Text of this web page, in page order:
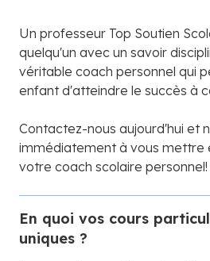
Un professeur Top Soutien
quelqu'un avec un savoir
véritable coach personnel qui
enfant d'atteindre le succès à
Contactez-nous aujourd'hui et
immédiatement à vous mettre
votre coach scolaire personnel!
En quoi vos cours
uniques ?